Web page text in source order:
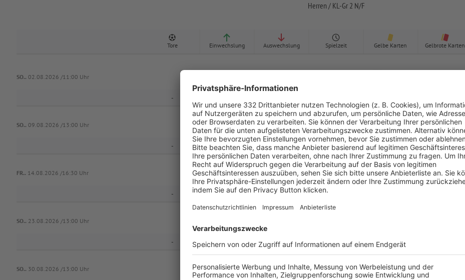
Herren / KL-Gr 2 N/F
Tore Einwechslung Auswechslung Spielzeit Gelbe Karten Gelbrote Karten
SO.. 02.08.2026 /11:00 Uhr
-
SO.. 09.08.2026 /13:00 Uhr ASV Veitsbronn-Siegelsdorf -:- KSD Hajduk Nbg.
- - - - - -
FR.. 14.08.2026 /16:30 Uhr ASV Veitsbronn-Siegelsdorf -:- SpVgg Mögeldorf 2000 II
- - -
SO.. 23.08.2026 /13:00 Uhr
- - - - -
SO.. 30.08.2026 /13:00 Uhr ASV Veitsbronn-Siegelsdorf -:- FC Bayern Kickers